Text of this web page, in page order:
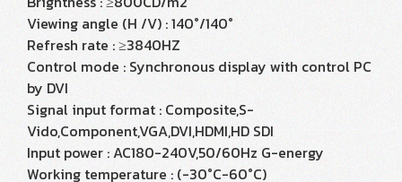
Viewing angle (H /V) : 140°/140°
Refresh rate : ≥3840HZ
Control mode : Synchronous display with control PC
by DVI
Signal input format : Composite,S-
Vido,Component,VGA,DVI,HDMI,HD SDI
Input power : AC180-240V,50/60Hz G-energy
Working temperature : (-30°C-60°C)